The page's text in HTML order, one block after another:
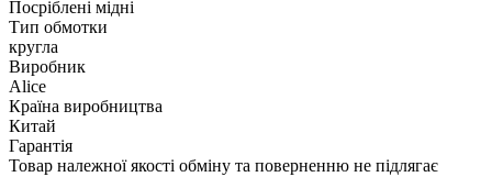
Посріблені мідні
Тип обмотки
кругла
Виробник
Alice
Країна виробництва
Китай
Гарантія
Товар належної якості обміну та поверненню не підлягає